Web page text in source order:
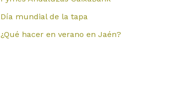
Día mundial de la tapa
¿Qué hacer en verano en Jaén?